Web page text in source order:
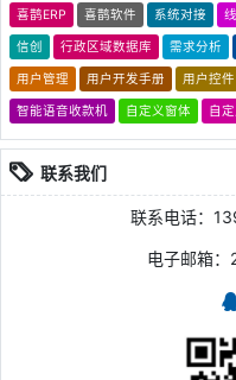
喜鹊ERP 喜鹊软件 系统对接
信创 行政区域数据库 需求分析
用户管理 用户开发手册 用户控件
智能语音收款机 自定义窗体 自
联系我们
联系电话：
电子邮箱